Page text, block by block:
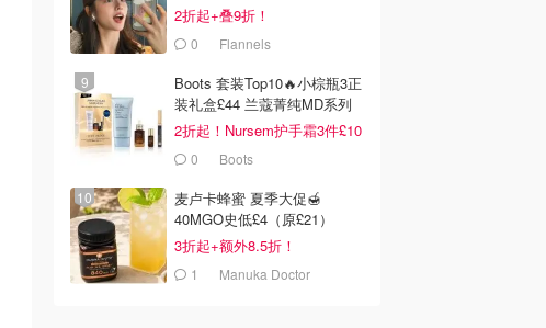
2折起+叠9折！
0 Flannels
Boots 套装Top10🔥小棕瓶3正
装礼盒£44 兰蔻菁纯MD系列
首折
2折起！Nursem护手霜3件£10
0 Boots
麦卢卡蜂蜜 夏季大促🍯
40MGO史低£4（原£21）
3折起+额外8.5折！
1 Manuka Doctor